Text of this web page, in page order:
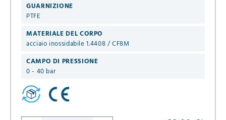
GUARNIZIONE
PTFE
MATERIALE DEL CORPO
acciaio inossidabile 1.4408 / CF8M
CAMPO DI PRESSIONE
0 - 40 bar